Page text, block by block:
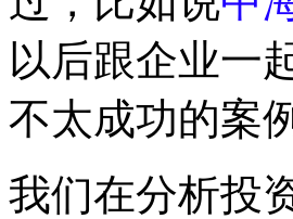
以后跟企业一
不太成功的案
我们在分析投